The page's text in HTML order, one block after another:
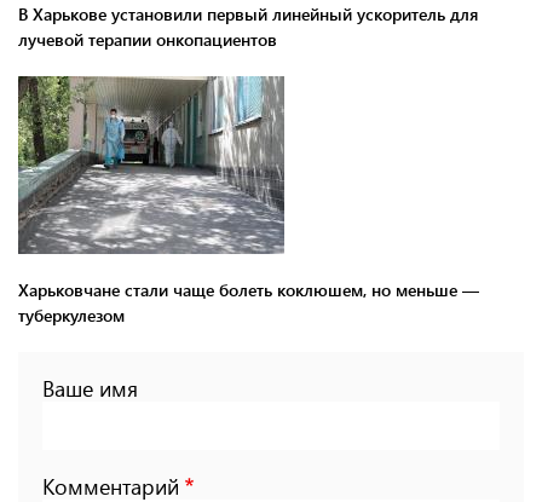
В Харькове установили первый линейный ускоритель для
лучевой терапии онкопациентов
Харьковчане стали чаще болеть коклюшем, но меньше —
туберкулезом
Ваше имя
Комментарий